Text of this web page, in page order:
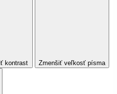
kontrast Zmenšiť veľkosť písma